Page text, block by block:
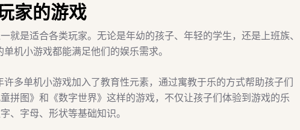
家的游戏
就是适合各类玩家。无论是年幼的孩子、年轻的学生，还是上班族、
机小游戏都能满足他们的娱乐需求。
多单机小游戏加入了教育性元素，通过寓教于乐的方式帮助孩子们
拼图》和《数字世界》这样的游戏，不仅让孩子们体验到游戏的乐
、字母、形状等基础知识。